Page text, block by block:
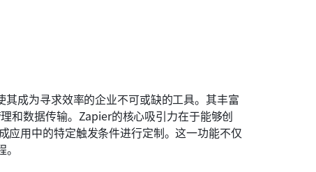
其成为寻求效率的企业不可或缺的工具。其丰富
和数据传输。Zapier的核心吸引力在于能够创
用中的特定触发条件进行定制。这一功能不仅